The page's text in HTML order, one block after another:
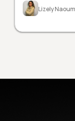
Lizely Naoum